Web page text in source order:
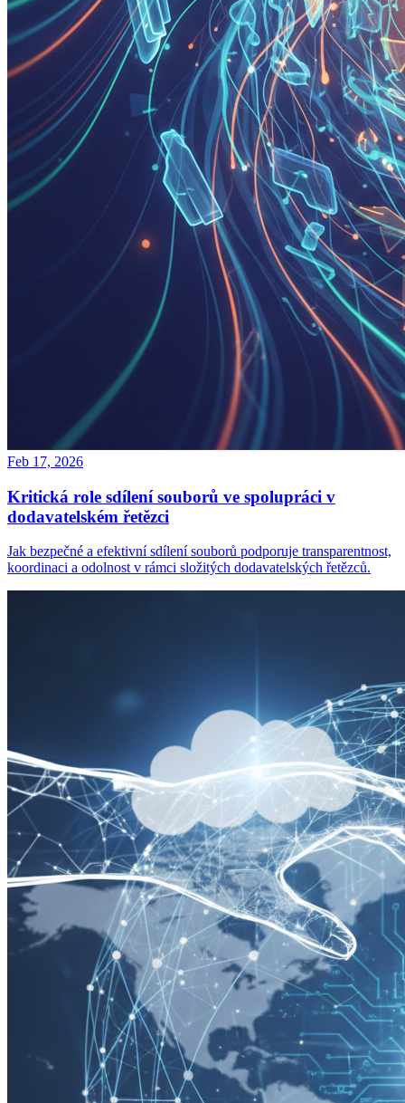
Feb 17, 2026
Kritická role sdílení souborů ve spolupráci v
dodavatelském řetězci
Jak bezpečné a efektivní sdílení souborů podporuje transparentnost,
koordinaci a odolnost v rámci složitých dodavatelských řetězců.